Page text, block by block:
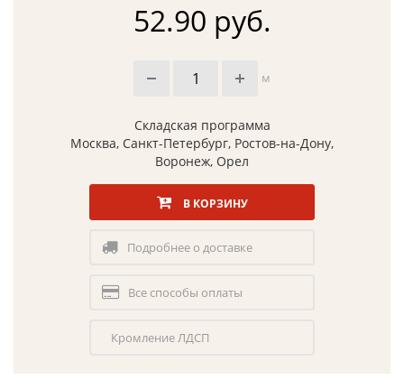
52.90 руб.
м
Складская программа
Москва, Санкт-Петербург, Ростов-на-Дону,
Воронеж, Орел
В КОРЗИНУ
Подробнее о доставке
Все способы оплаты
Кромление ЛДСП